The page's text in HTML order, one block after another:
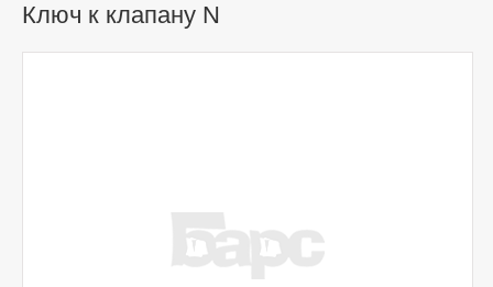
Ключ к клапану N